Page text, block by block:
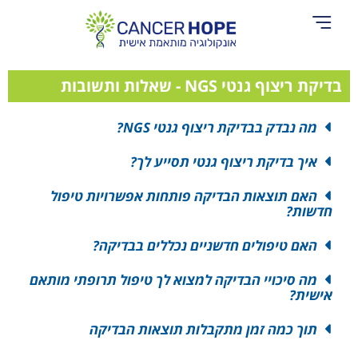
בדיקת ריצוף גנטי NGS - שאלות ותשובות
מה נבדק בבדיקת ריצוף גנטי NGS?
איך בדיקת ריצוף גנטי תסייע לך?
האם תוצאות הבדיקה פותחות אפשרויות טיפול
חדשות?
האם טיפולים חדשניים נכללים בבדיקה?
מה סיכויי הבדיקה למצוא לך טיפול תרופתי מותאם
אישית?
תוך כמה זמן מתקבלות תוצאות הבדיקה